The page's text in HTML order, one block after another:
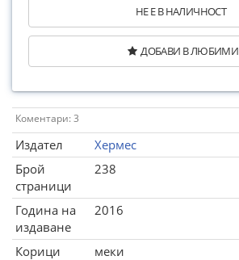
НЕ Е В НАЛИЧНОСТ
ДОБАВИ В ЛЮБИМИ
Коментари: 3
Издател
Хермес
Брой
страници
238
Година на
издаване
2016
Корици
меки